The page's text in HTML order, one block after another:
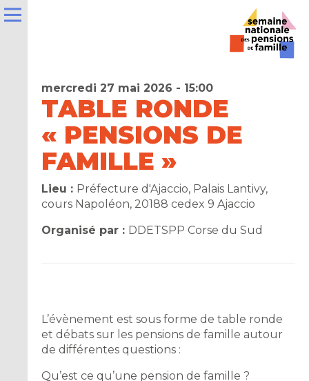
mercredi 27 mai 2026 - 15:00
TABLE RONDE
« PENSIONS DE
FAMILLE »
Lieu : Préfecture d'Ajaccio, Palais Lantivy,
cours Napoléon, 20188 cedex 9 Ajaccio
Organisé par : DDETSPP Corse du Sud
L’évènement est sous forme de table ronde
et débats sur les pensions de famille autour
de différentes questions :
Qu’est ce qu’une pension de famille ?